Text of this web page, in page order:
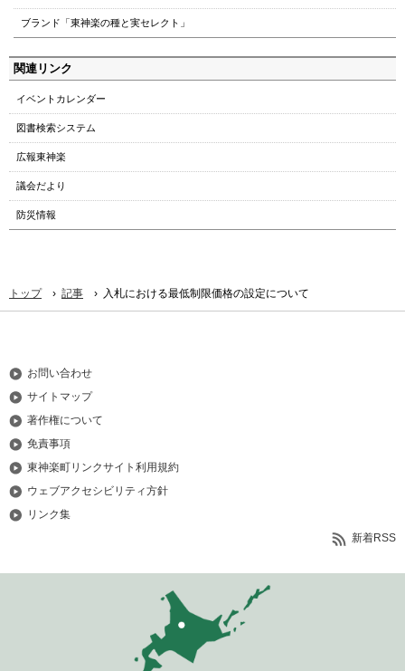
ブランド「東神楽の種と実セレクト」
関連リンク
イベントカレンダー
図書検索システム
広報東神楽
議会だより
防災情報
トップ › 記事 › 入札における最低制限価格の設定について
お問い合わせ
サイトマップ
著作権について
免責事項
東神楽町リンクサイト利用規約
ウェブアクセシビリティ方針
リンク集
新着RSS